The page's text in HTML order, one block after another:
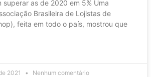
superar as de 2020 em 5% Uma
Brasileira de Lojistas de
feita em todo o país, mostrou que
2021 Nenhum comentário